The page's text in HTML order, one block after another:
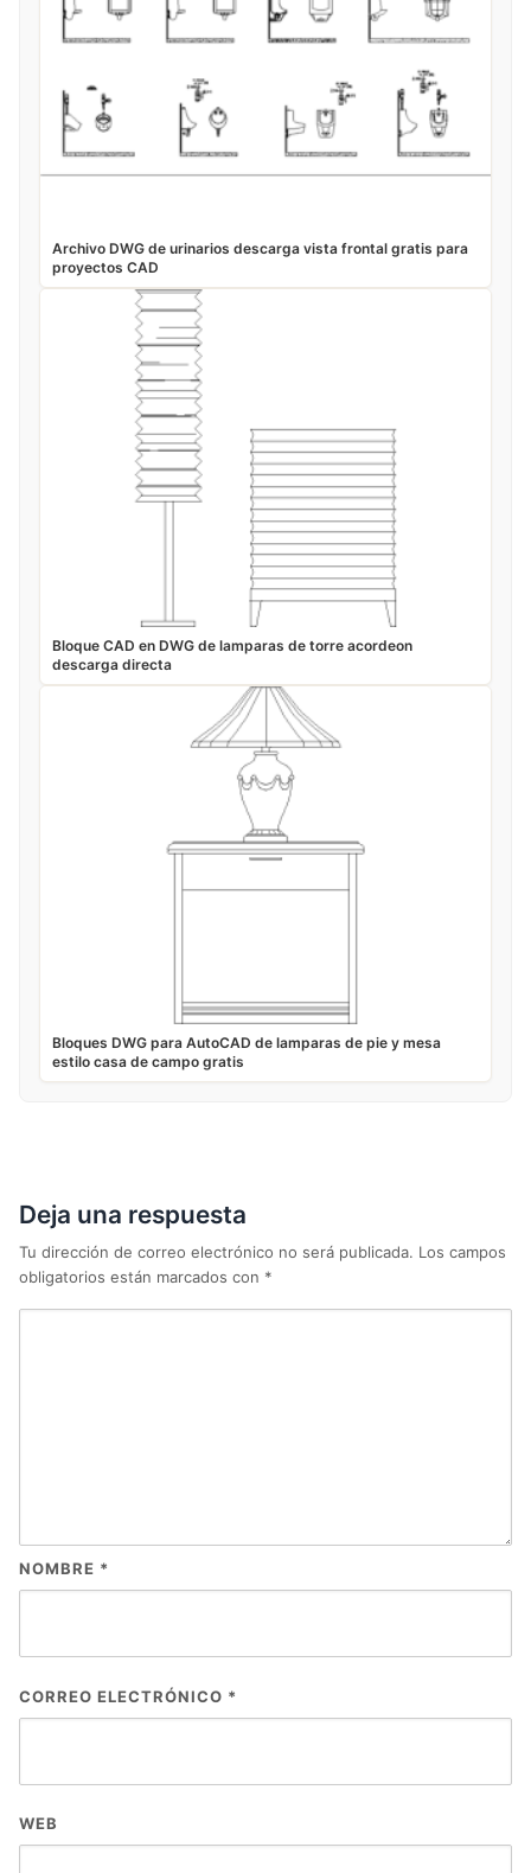
Archivo DWG de urinarios descarga vista frontal gratis para
proyectos CAD
Bloque CAD en DWG de lamparas de torre acordeon
descarga directa
Bloques DWG para AutoCAD de lamparas de pie y mesa
estilo casa de campo gratis
Deja una respuesta
Tu dirección de correo electrónico no será publicada. Los campos
obligatorios están marcados con *
NOMBRE *
CORREO ELECTRÓNICO *
WEB